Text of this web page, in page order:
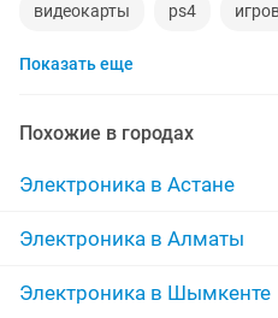
видеокарты ps4
смартфон
стиральная машина
беспроводные наушники
обмен ddr2 xiaomi
Показать еще
Похожие в городах
Электроника в Астане
Электроника в Алматы
Электроника в Шымкенте